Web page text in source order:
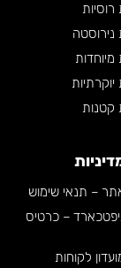
רוסיות
נירוסטה
מיוחדות
יוקרתיות
קטנות
– תנאי שימוש
– כרטיס
לקוחות